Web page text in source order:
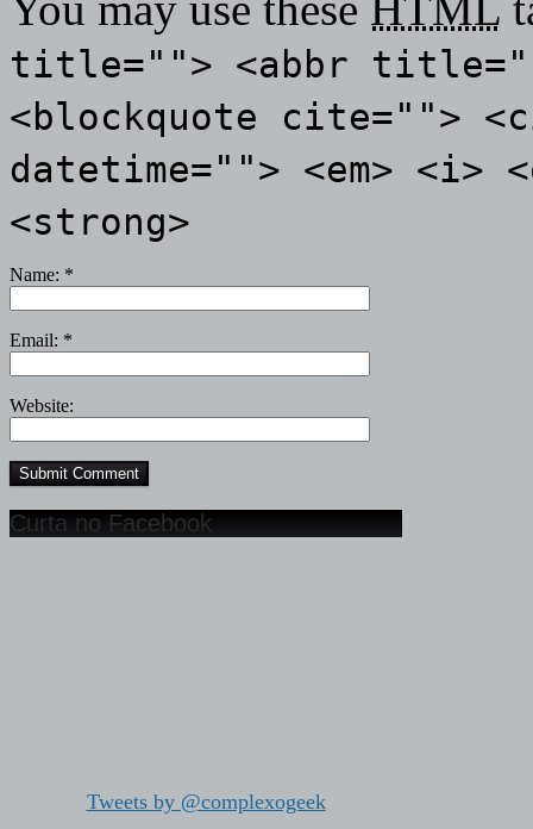
title=""> <abbr
<blockquote cite="">
datetime=""> <em> <i>
<strong>
Name: *
Email: *
Website:
Curta no Facebook
Tweets by @complexogeek